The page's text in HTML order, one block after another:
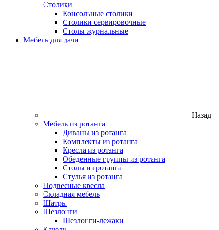
Столики
Консольные столики
Столики сервировочные
Столы журнальные
Мебель для дачи
Назад
Мебель из ротанга
Диваны из ротанга
Комплекты из ротанга
Кресла из ротанга
Обеденные группы из ротанга
Столы из ротанга
Стулья из ротанга
Подвесные кресла
Складная мебель
Шатры
Шезлонги
Шезлонги-лежаки